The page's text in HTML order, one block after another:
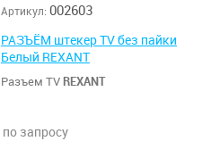
Артикул: 002603
РАЗЪЁМ штекер TV без пайки
Белый REXANT
Разъем TV REXANT
по запросу